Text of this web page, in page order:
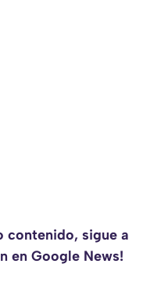
contenido, sigue a
en Google News!